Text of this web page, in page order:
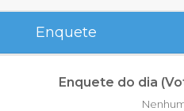
Enquete
Enquete do dia